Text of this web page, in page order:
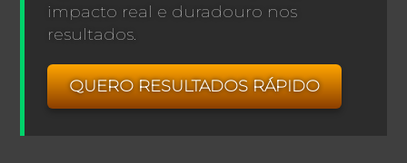
impacto real e duradouro nos
resultados.
QUERO RESULTADOS RÁPIDO